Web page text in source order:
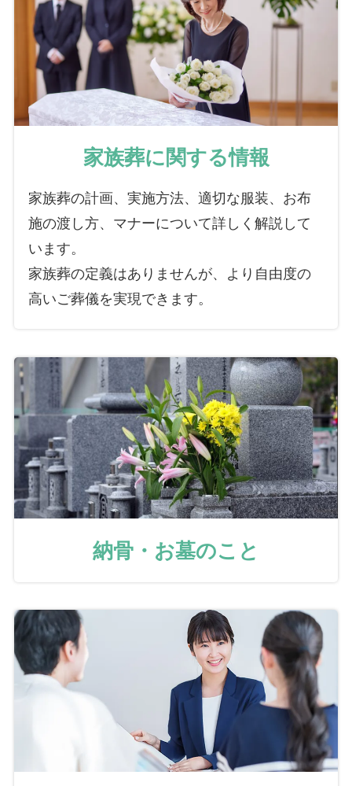
家族葬に関する情報
家族葬の計画、実施方法、適切な服装、お布
施の渡し方、マナーについて詳しく解説して
います。
家族葬の定義はありませんが、より自由度の
高いご葬儀を実現できます。
納骨・お墓のこと